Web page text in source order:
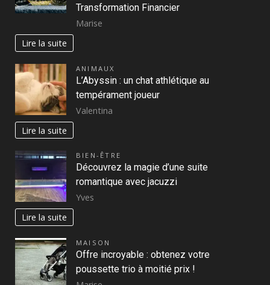
Transformation Financier
Marise
Lire la suite
ANIMAUX
L’Abyssin : un chat athlétique au
tempérament joueur
Valentina
Lire la suite
BIEN-ÊTRE
Découvrez la magie d’une suite
romantique avec jacuzzi
Yves
Lire la suite
MAISON
Offre incroyable : obtenez votre
poussette trio à moitié prix !